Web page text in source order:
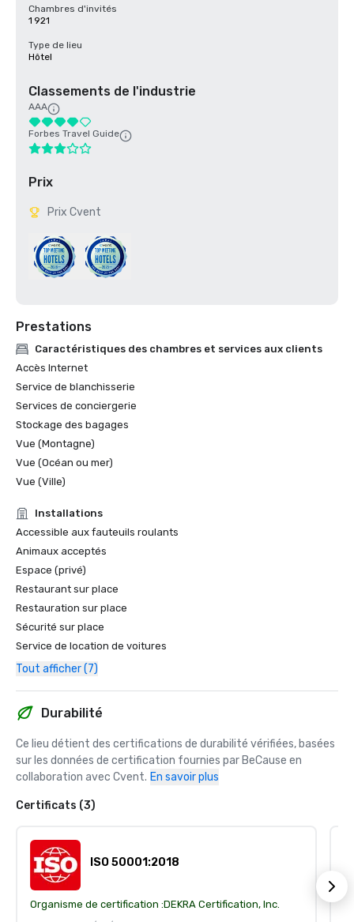
Chambres d'invités
1 921
Type de lieu
Hôtel
Classements de l'industrie
AAA
Forbes Travel Guide
Prix
Prix Cvent
Prestations
Caractéristiques des chambres et services aux clients
Accès Internet
Service de blanchisserie
Services de conciergerie
Stockage des bagages
Vue (Montagne)
Vue (Océan ou mer)
Vue (Ville)
Installations
Accessible aux fauteuils roulants
Animaux acceptés
Espace (privé)
Restaurant sur place
Restauration sur place
Sécurité sur place
Service de location de voitures
Tout afficher (7)
Durabilité
Ce lieu détient des certifications de durabilité vérifiées, basées
sur les données de certification fournies par BeCause en
collaboration avec Cvent. En savoir plus
Certificats (3)
ISO 50001:2018
Organisme de certification :DEKRA Certification, Inc.